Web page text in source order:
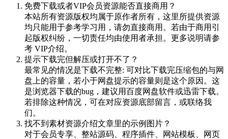
免费下载或者VIP会员资源能否直接商用？
本站所有资源版权均属于原作者所有，这里所提供资源
均只能用于参考学习用，请勿直接商用。若由于商用引
起版权纠纷，一切责任均由使用者承担。更多说明请参
考 VIP介绍。
提示下载完但解压或打开不了？
最常见的情况是下载不完整: 可对比下载完压缩包的与网
盘上的容量，若小于网盘提示的容量则是这个原因。这
是浏览器下载的bug，建议用百度网盘软件或迅雷下载。
若排除这种情况，可在对应资源底部留言，或联络我
们。
找不到素材资源介绍文章里的示例图片？
对于会员专享、整站源码、程序插件、网站模板、网页